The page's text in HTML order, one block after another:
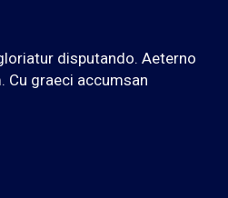
disputando. Aeterno
Cu graeci accumsan